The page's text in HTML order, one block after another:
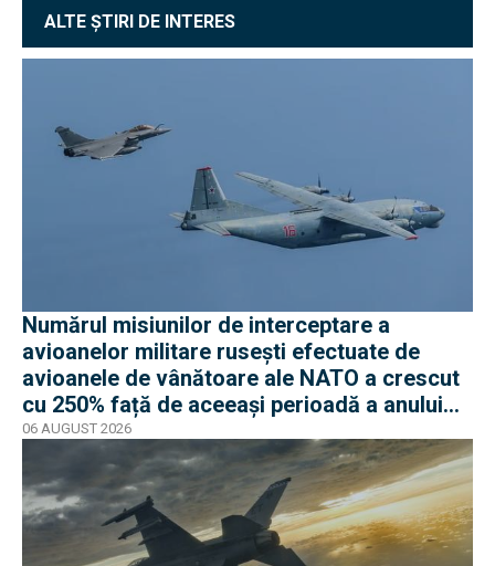
ALTE ȘTIRI DE INTERES
Numărul misiunilor de interceptare a
avioanelor militare rusești efectuate de
avioanele de vânătoare ale NATO a crescut
cu 250% față de aceeași perioadă a anului
trecut
06 AUGUST 2026